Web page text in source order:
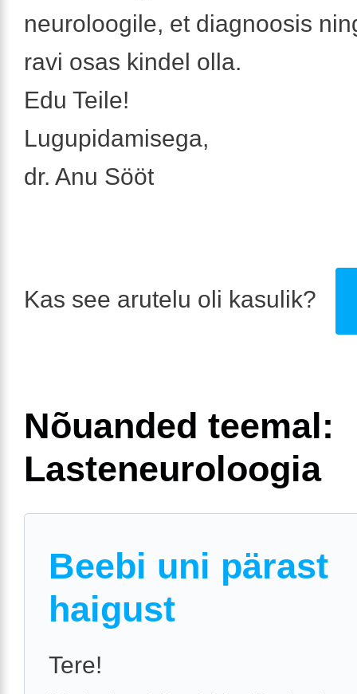
neuroloogile, et diagnoosis
ravi osas kindel olla.
Edu Teile!
Lugupidamisega,
dr. Anu Sööt
Kas see arutelu oli kasulik?
Nõuanded teemal:
Lasteneuroloogia
Beebi uni pärast
haigust
Tere!